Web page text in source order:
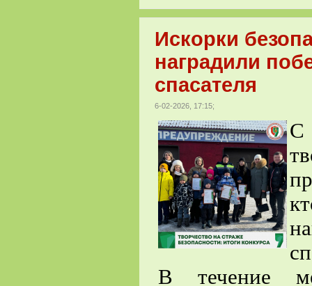
Искорки
наградили
спасателя
6-02-2026, 17:15;
С
В течение